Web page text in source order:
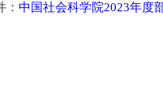
中国社会科学院2023年度